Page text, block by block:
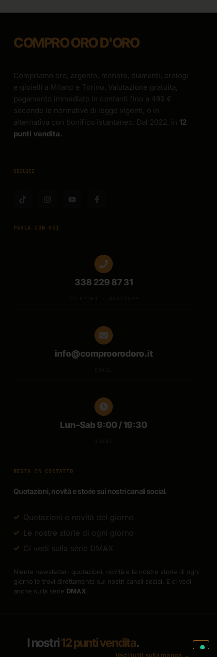
COMPRO ORO D'ORO
Compriamo oro, argento, monete, diamanti, orologi
e gioielli a Milano e Torino. Valutazione gratuita,
pagamento immediato in contanti fino a 499 €
secondo le normative di legge vigenti, o in
alternativa con bonifico istantaneo. Dal 2022, in 12
punti vendita.
SEGUICI
PARLA CON NOI
338 229 87 31
info@comproorodoro.it
Lun–Sab 9:00 / 19:30
RESTA IN CONTATTO
Quotazioni, novità e storie sui nostri canali social.
Quotazioni e novità del giorno
Le nostre storie di ogni giorno
Ci vedi sulla serie DMAX
Niente newsletter: quotazioni, novità e le nostre storie di ogni
giorno le trovi direttamente sui nostri canali social. E ci vedi
anche sulla serie DMAX.
I nostri12 punti vendita.
Vedi tutti sulla mappa →